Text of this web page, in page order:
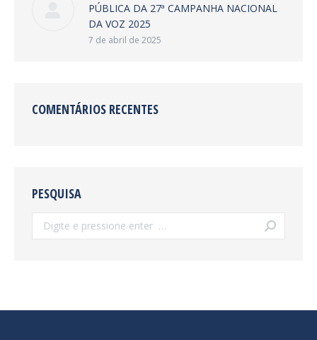
PÚBLICA DA 27ª CAMPANHA NACIONAL
DA VOZ 2025
7 de abril de 2025
COMENTÁRIOS RECENTES
PESQUISA
Search: